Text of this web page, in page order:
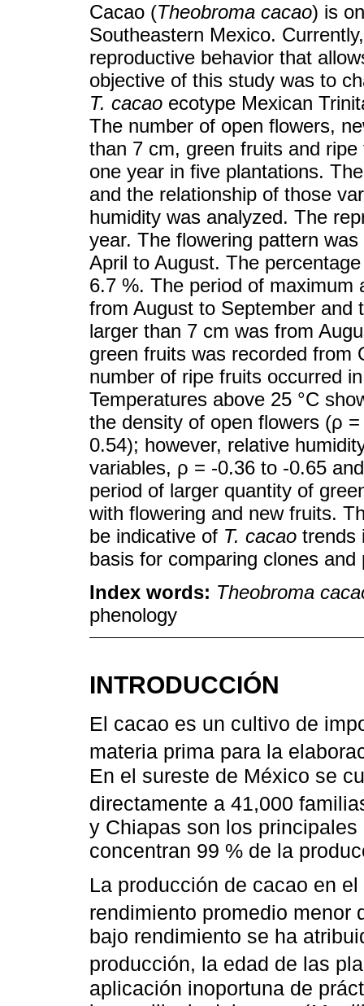
Cacao (Theobroma cacao) is
Southeastern Mexico.
reproductive behavior that
objective of this study was to
T. cacao ecotype Mexican
The number of open flowers,
than 7 cm, green fruits and
one year in five plantations.
and the relationship of those
humidity was analyzed. The
year. The flowering pattern
April to August. The
6.7 %. The period of
from August to September and
larger than 7 cm was from
green fruits was recorded from
number of ripe fruits occurred
Temperatures above 25 °C
the density of open flowers (ρ
0.54); however, relative
variables, ρ = -0.36 to -0.65
period of larger quantity of
with flowering and new fruits.
be indicative of T. cacao trends
basis for comparing clones
Index words: Theobroma
phenology
INTRODUCCIÓN
El cacao es un cultivo de
materia prima para la
En el sureste de México se
directamente a 41,000
y Chiapas son los
concentran 99 % de la
La producción de cacao en
rendimiento promedio menor
bajo rendimiento se ha
producción, la edad de las
aplicación inoportuna de